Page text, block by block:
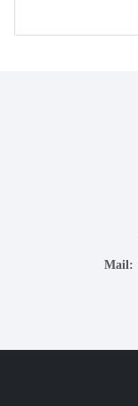
Mail: